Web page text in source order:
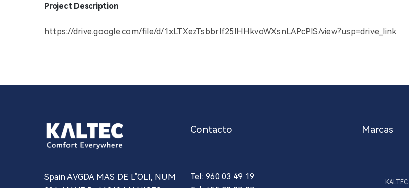
Project Description
https://drive.google.com/file/d/1xLTXezTsbbrlf25lHHkvoWXsnLAPcPlS/view?usp=drive_link
Spain AVGDA MAS DE L’OLI, NUM
Contacto
Tel: 960 03 49 19
Marcas
KALTEC